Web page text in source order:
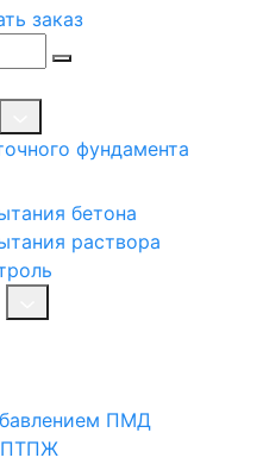
заказ
фундамента
бетона
раствора
ПМД
ПТПЖ